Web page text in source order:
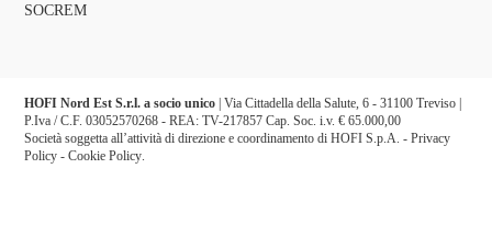
SOCREM
HOFI Nord Est S.r.l. a socio unico | Via Cittadella della Salute, 6 - 31100 Treviso |
P.Iva / C.F. 03052570268 - REA: TV-217857 Cap. Soc. i.v. € 65.000,00
Società soggetta all’attività di direzione e coordinamento di HOFI S.p.A. -Privacy
Policy -Cookie Policy.